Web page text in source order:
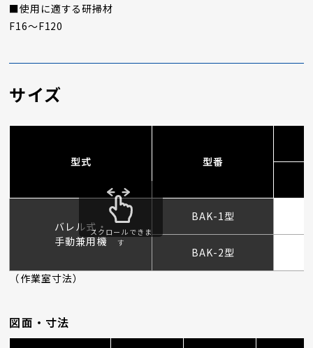
■使用に適する研掃材
F16～F120
サイズ
型式 型番
バレル式・
手動兼用機
BAK-1型
BAK-2型
スクロールできま
す
（作業室寸法）
図面・寸法